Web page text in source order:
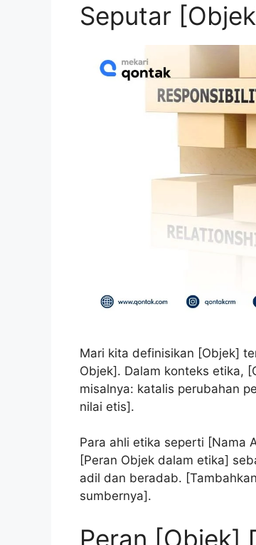
Seputar
Mari kita definisikan [Objek]
Objek]. Dalam konteks etika,
misalnya: katalis perubahan
nilai etis].
Para ahli etika seperti [Nama
[Peran Objek dalam etika]
adil dan beradab.
sumbernya].
Peran [Objek]